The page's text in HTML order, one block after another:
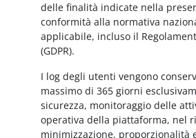
delle finalità indicate nella
conformità alla normativa
applicabile, incluso il
(GDPR).
I log degli utenti vengono
massimo di 365 giorni
sicurezza, monitoraggio delle
operativa della piattaforma, nel
minimizzazione, proporzionalità